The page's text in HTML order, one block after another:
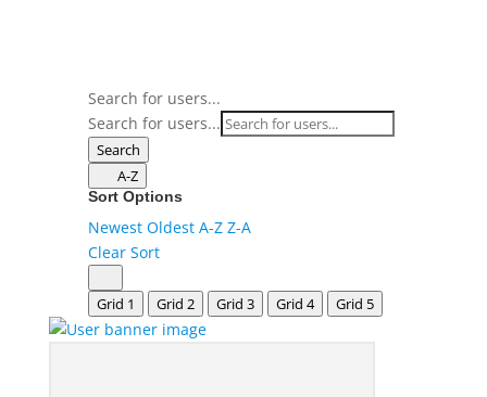
Search for users...
Search for users...
Search
A-Z
Sort Options
Newest Oldest A-Z Z-A
Clear Sort
Grid 1 Grid 2 Grid 3 Grid 4 Grid 5